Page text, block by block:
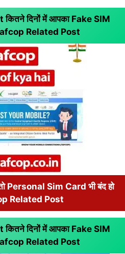
दिनों में आपका Fake SIM
Related Post
Personal Sim Card भी बंद हो
Related Post
दिनों में आपका Fake SIM
Related Post